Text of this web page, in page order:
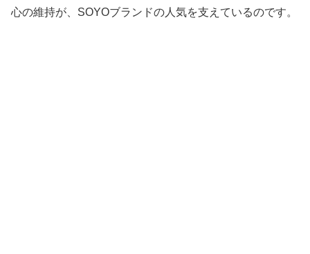
心の維持が、SOYOブランドの人気を支えているのです。